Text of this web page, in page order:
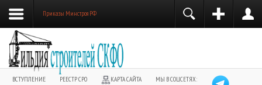
Приказы Минстроя РФ
ВСТУПЛЕНИЕ РЕЕСТР СРО КАРТА САЙТА МЫ В СОЦСЕТЯХ: